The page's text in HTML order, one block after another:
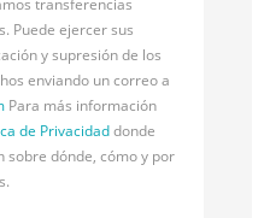
transferencias
Puede ejercer sus
y supresión de los
enviando un correo a
Para más información
de Privacidaddonde
dónde, cómo y por